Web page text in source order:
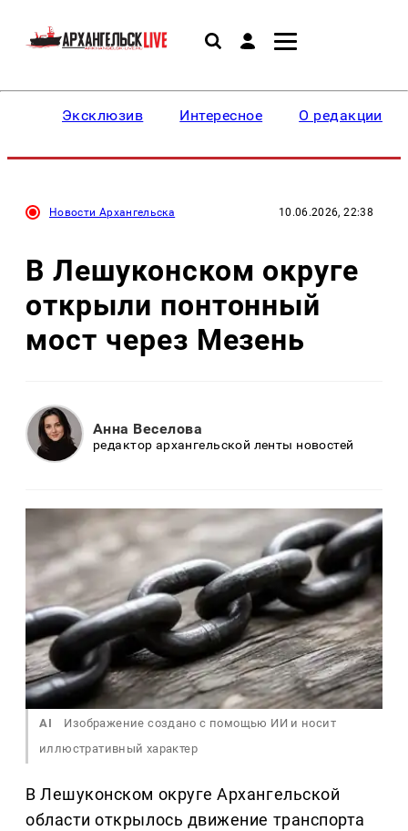
Эксклюзив Интересное О редакции
Новости Архангельска 10.06.2026, 22:38
В Лешуконском округе
открыли понтонный
мост через Мезень
Анна Веселова
редактор архангельской ленты новостей
AI
Изображение создано с помощью ИИ и носит
иллюстративный характер
В Лешуконском округе Архангельской
области открылось движение транспорта